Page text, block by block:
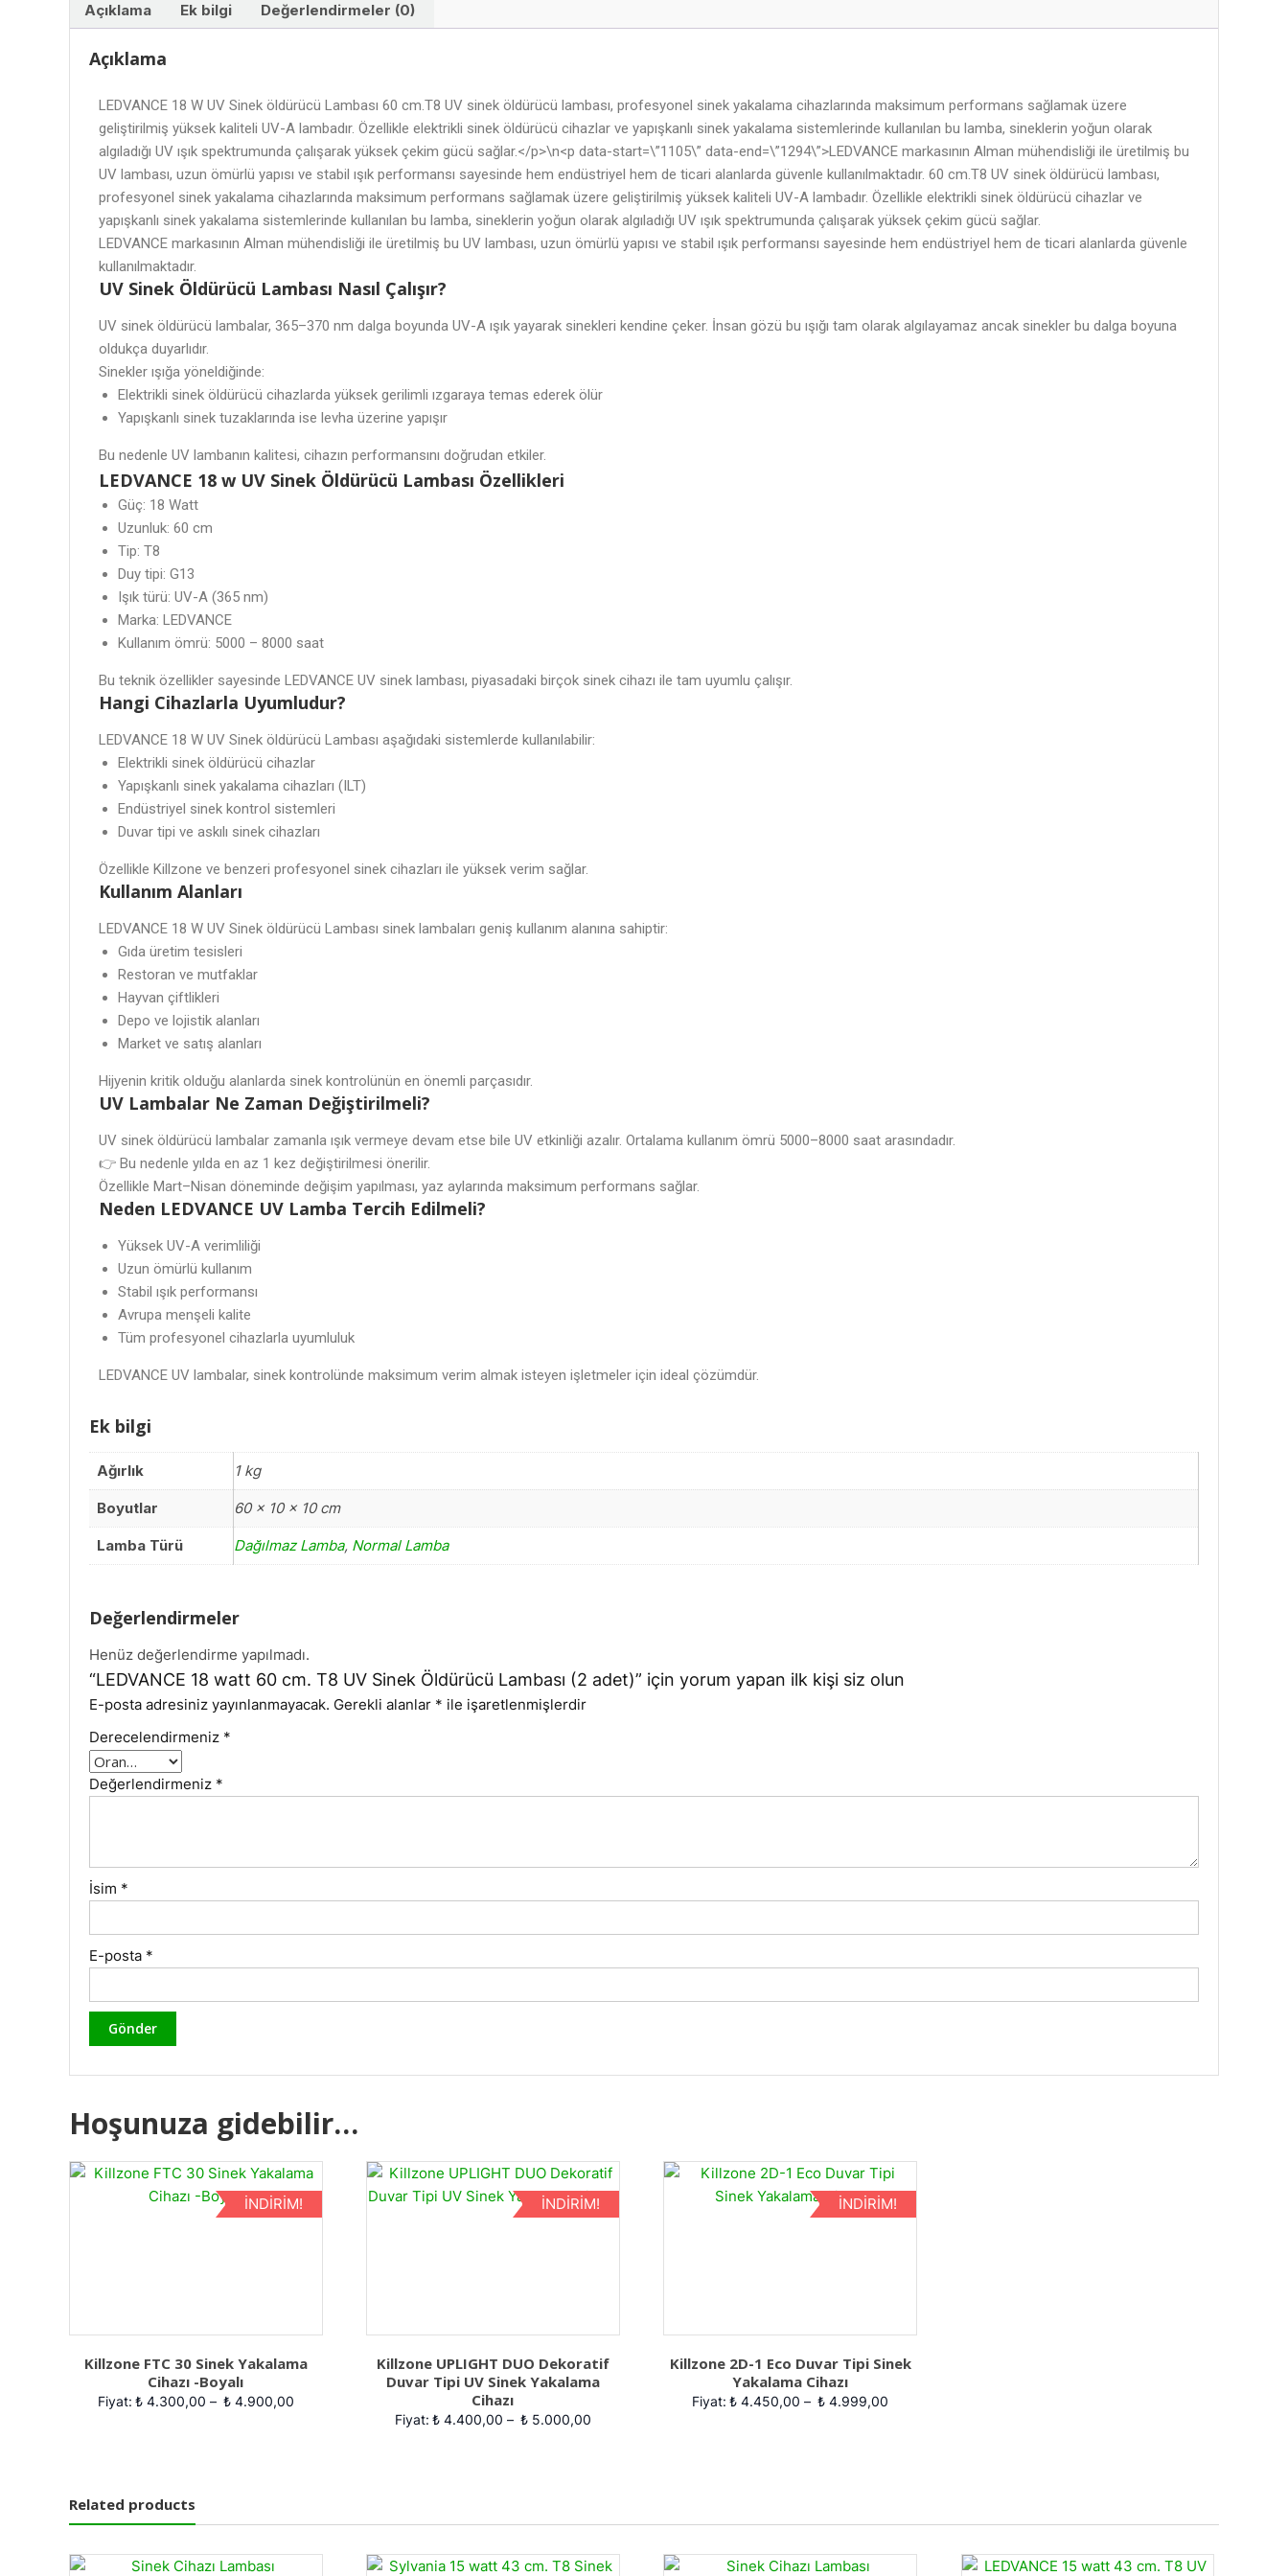
Açıklama Ek bilgi Değerlendirmeler (0)
Açıklama
LEDVANCE 18 W UV Sinek öldürücü Lambası 60 cm.T8 UV sinek öldürücü lambası, profesyonel sinek yakalama cihazlarında maksimum performans sağlamak üzere
geliştirilmiş yüksek kaliteli UV-A lambadır. Özellikle elektrikli sinek öldürücü cihazlar ve yapışkanlı sinek yakalama sistemlerinde kullanılan bu lamba, sineklerin yoğun olarak
algıladığı UV ışık spektrumunda çalışarak yüksek çekim gücü sağlar.</p>\n<p data-start=\”1105\” data-end=\”1294\”>LEDVANCE markasının Alman mühendisliği ile üretilmiş bu
UV lambası, uzun ömürlü yapısı ve stabil ışık performansı sayesinde hem endüstriyel hem de ticari alanlarda güvenle kullanılmaktadır. 60 cm.T8 UV sinek öldürücü lambası,
profesyonel sinek yakalama cihazlarında maksimum performans sağlamak üzere geliştirilmiş yüksek kaliteli UV-A lambadır. Özellikle elektrikli sinek öldürücü cihazlar ve
yapışkanlı sinek yakalama sistemlerinde kullanılan bu lamba, sineklerin yoğun olarak algıladığı UV ışık spektrumunda çalışarak yüksek çekim gücü sağlar.
LEDVANCE markasının Alman mühendisliği ile üretilmiş bu UV lambası, uzun ömürlü yapısı ve stabil ışık performansı sayesinde hem endüstriyel hem de ticari alanlarda güvenle
kullanılmaktadır.
UV Sinek Öldürücü Lambası Nasıl Çalışır?
UV sinek öldürücü lambalar, 365–370 nm dalga boyunda UV-A ışık yayarak sinekleri kendine çeker. İnsan gözü bu ışığı tam olarak algılayamaz ancak sinekler bu dalga boyuna
oldukça duyarlıdır.
Sinekler ışığa yöneldiğinde:
Elektrikli sinek öldürücü cihazlarda yüksek gerilimli ızgaraya temas ederek ölür
Yapışkanlı sinek tuzaklarında ise levha üzerine yapışır
Bu nedenle UV lambanın kalitesi, cihazın performansını doğrudan etkiler.
LEDVANCE 18 w UV Sinek Öldürücü Lambası Özellikleri
Güç: 18 Watt
Uzunluk: 60 cm
Tip: T8
Duy tipi: G13
Işık türü: UV-A (365 nm)
Marka: LEDVANCE
Kullanım ömrü: 5000 – 8000 saat
Bu teknik özellikler sayesinde LEDVANCE UV sinek lambası, piyasadaki birçok sinek cihazı ile tam uyumlu çalışır.
Hangi Cihazlarla Uyumludur?
LEDVANCE 18 W UV Sinek öldürücü Lambası aşağıdaki sistemlerde kullanılabilir:
Elektrikli sinek öldürücü cihazlar
Yapışkanlı sinek yakalama cihazları (ILT)
Endüstriyel sinek kontrol sistemleri
Duvar tipi ve askılı sinek cihazları
Özellikle Killzone ve benzeri profesyonel sinek cihazları ile yüksek verim sağlar.
Kullanım Alanları
LEDVANCE 18 W UV Sinek öldürücü Lambası sinek lambaları geniş kullanım alanına sahiptir:
Gıda üretim tesisleri
Restoran ve mutfaklar
Hayvan çiftlikleri
Depo ve lojistik alanları
Market ve satış alanları
Hijyenin kritik olduğu alanlarda sinek kontrolünün en önemli parçasıdır.
UV Lambalar Ne Zaman Değiştirilmeli?
UV sinek öldürücü lambalar zamanla ışık vermeye devam etse bile UV etkinliği azalır. Ortalama kullanım ömrü 5000–8000 saat arasındadır.
👉 Bu nedenle yılda en az 1 kez değiştirilmesi önerilir.
Özellikle Mart–Nisan döneminde değişim yapılması, yaz aylarında maksimum performans sağlar.
Neden LEDVANCE UV Lamba Tercih Edilmeli?
Yüksek UV-A verimliliği
Uzun ömürlü kullanım
Stabil ışık performansı
Avrupa menşeli kalite
Tüm profesyonel cihazlarla uyumluluk
LEDVANCE UV lambalar, sinek kontrolünde maksimum verim almak isteyen işletmeler için ideal çözümdür.
Ek bilgi
Ağırlık 1 kg
Boyutlar 60 × 10 × 10 cm
Lamba Türü Dağılmaz Lamba, Normal Lamba
Değerlendirmeler
Henüz değerlendirme yapılmadı.
“LEDVANCE 18 watt 60 cm. T8 UV Sinek Öldürücü Lambası (2 adet)” için yorum yapan ilk kişi siz olun
E-posta adresiniz yayınlanmayacak. Gerekli alanlar * ile işaretlenmişlerdir
Derecelendirmeniz *
Değerlendirmeniz *
İsim *
E-posta *
Hoşunuza gidebilir…
İNDIRIM!
Killzone FTC 30 Sinek Yakalama
Cihazı -Boyalı
Fiyat: ₺4.300,00 – ₺4.900,00
İNDIRIM!
Killzone UPLIGHT DUO Dekoratif
Duvar Tipi UV Sinek Yakalama
Cihazı
Fiyat: ₺4.400,00 – ₺5.000,00
İNDIRIM!
Killzone 2D-1 Eco Duvar Tipi Sinek
Yakalama Cihazı
Fiyat: ₺ 4.450,00 – ₺ 4.999,00
Related products